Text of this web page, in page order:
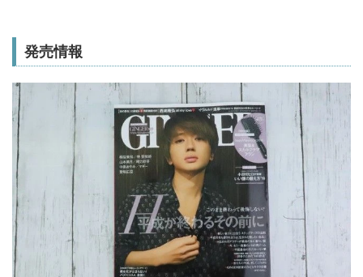
発売情報